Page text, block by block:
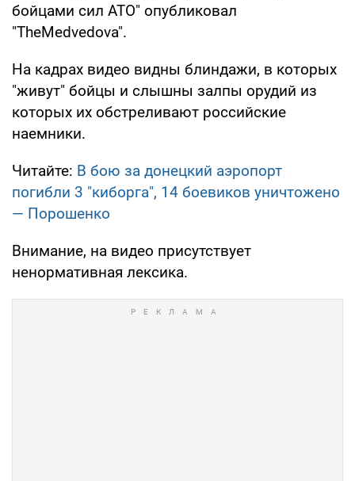
бойцами сил АТО" опубликовал
"TheMedvedova".
На кадрах видео видны блиндажи, в которых
"живут" бойцы и слышны залпы орудий из
которых их обстреливают российские
наемники.
Читайте: В бою за донецкий аэропорт
погибли 3 "киборга", 14 боевиков уничтожено
— Порошенко
Внимание, на видео присутствует
ненормативная лексика.